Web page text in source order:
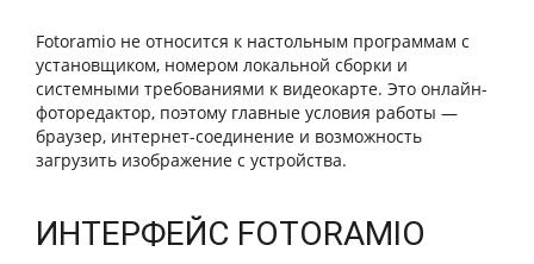
Fotoramio не относится к настольным программам с
установщиком, номером локальной сборки и
системными требованиями к видеокарте. Это онлайн-
фоторедактор, поэтому главные условия работы —
браузер, интернет-соединение и возможность
загрузить изображение с устройства.
ИНТЕРФЕЙС FOTORAMIO